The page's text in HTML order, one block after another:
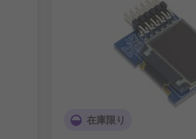
ロトタイピング、教育、ホー
おり、
Arduino Nanoや
なIoT向けボードも扱ってい
在庫限り